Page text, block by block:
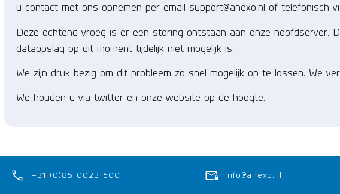
u contact met ons opnemen per email support@anexo.nl of telefonisch
Deze ochtend vroeg is er een storing ontstaan aan onze hoofdserver.
dataopslag op dit moment tijdelijk niet mogelijk is.
We zijn druk bezig om dit probleem zo snel mogelijk op te lossen. We
We houden u via twitter en onze website op de hoogte.
+31 (0)85 0023 600 info@anexo.nl